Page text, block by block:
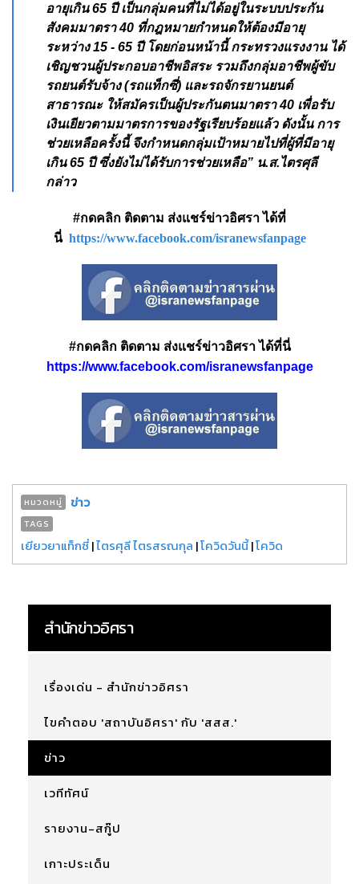
อายุเกิน 65 ปี เป็นกลุ่มคนที่ไม่ได้อยู่ในระบบประกัน
สังคมมาตรา 40 ที่กฎหมายกำหนดให้ต้องมีอายุ
ระหว่าง 15 - 65 ปี โดยก่อนหน้านี้ กระทรวงแรงงาน ได้
เชิญชวนผู้ประกอบอาชีพอิสระ รวมถึงกลุ่มอาชีพผู้ขับ
รถยนต์รับจ้าง (รถแท็กซี่) และรถจักรยานยนต์
สาธารณะ ให้สมัครเป็นผู้ประกันตนมาตรา 40 เพื่อรับ
เงินเยียวตามมาตรการของรัฐเรียบร้อยแล้ว ดังนั้น การ
ช่วยเหลือครั้งนี้ จึงกำหนดกลุ่มเป้าหมายไปที่ผู้ที่มีอายุ
เกิน 65 ปี ซึ่งยังไม่ได้รับการช่วยเหลือ” น.ส.ไตรศุลี
กล่าว
#กดคลิก ติดตาม ส่งแชร์ข่าวอิศรา ได้ที่
นี่ https://www.facebook.com/isranewsfanpage
#กดคลิก ติดตาม ส่งแชร์ข่าวอิศรา ได้ที่นี่
https://www.facebook.com/isranewsfanpage
หมวดหมู่ ข่าว
TAGS
เยียวยาแท็กซี่|ไตรศุลี ไตรสรณกุล |โควิดวันนี้|โควิด
สำนักข่าวอิศรา
เรื่องเด่น - สำนักข่าวอิศรา
ไขคำตอบ 'สถาบันอิศรา' กับ 'สสส.'
ข่าว
เวทีทัศน์
รายงาน-สกู๊ป
เกาะประเด็น